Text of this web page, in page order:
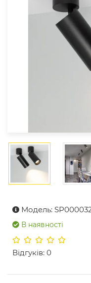
Модель:
В наявності
Відгуків: 0